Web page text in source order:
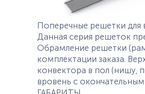
Поперечные решетки для
Данная серия решеток
Обрамление решетки
комплектации заказа.
конвектора в пол (нишу,
вровень с